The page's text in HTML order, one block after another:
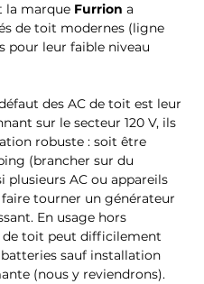
la marque Furrion a
de toit modernes (ligne
pour leur faible niveau
des AC de toit est leur
sur le secteur 120 V, ils
robuste : soit être
(brancher sur du
plusieurs AC ou appareils
tourner un générateur
En usage hors
toit peut difficilement
sauf installation
(nous y reviendrons).